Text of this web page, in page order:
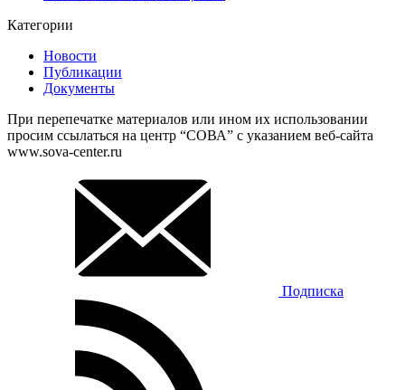
Категории
Новости
Публикации
Документы
При перепечатке материалов или ином их использовании
просим ссылаться на центр “СОВА” с указанием веб-сайта
www.sova-center.ru
Подписка